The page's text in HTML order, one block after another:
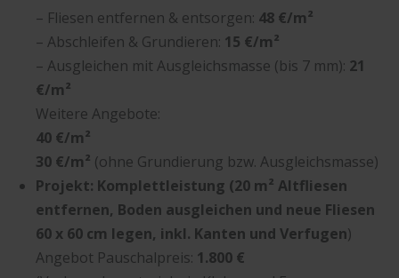
– Fliesen entfernen & entsorgen: 48 €/m²
– Abschleifen & Grundieren: 15 €/m²
– Ausgleichen mit Ausgleichsmasse (bis 7 mm): 21
€/m²
Weitere Angebote:
40 €/m²
30 €/m² (ohne Grundierung bzw. Ausgleichsmasse)
Projekt: Komplettleistung (20 m² Altfliesen
entfernen, Boden ausgleichen und neue Fliesen
60 x 60 cm legen, inkl. Kanten und Verfugen)
Angebot Pauschalpreis: 1.800 €